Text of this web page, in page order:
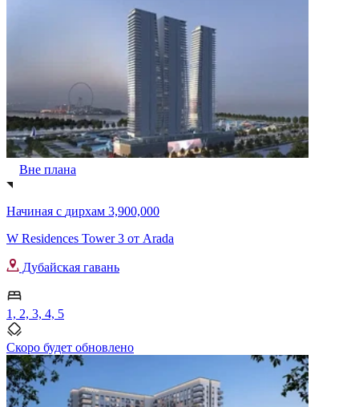
Вне плана
Начиная с дирхам 3,900,000
W Residences Tower 3 от Arada
Дубайская гавань
1, 2, 3, 4, 5
Скоро будет обновлено